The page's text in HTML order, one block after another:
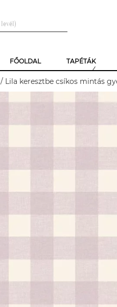
FŐOLDAL TAPÉTÁK
/ Lila keresztbe csíkos mintás